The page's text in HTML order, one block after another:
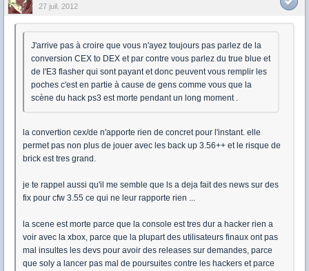
27 juil. 2012
J'arrive pas à croire que vous n'ayez toujours pas parlez de la
conversion CEX to DEX et par contre vous parlez du true blue et
de l'E3 flasher qui sont payant et donc peuvent vous remplir les
poches c'est en partie à cause de gens comme vous que la
scène du hack ps3 est morte pendant un long moment .
la convertion cex/de n'apporte rien de concret pour l'instant. elle
permet pas non plus de jouer avec les back up 3.56++ et le risque de
brick est tres grand.
je te rappel aussi qu'il me semble que ls a deja fait des news sur des
fix pour cfw 3.55 ce qui ne leur rapporte rien ...
la scene est morte parce que la console est tres dur a hacker rien a
voir avec la xbox, parce que la plupart des utilisateurs finaux ont pas
mal insultes les devs pour avoir des releases sur demandes, parce
que soly a lancer pas mal de poursuites contre les hackers et parce